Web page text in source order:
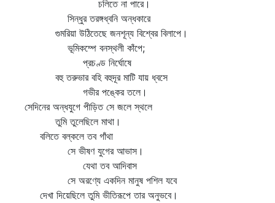
চলিতে না পারে।
সিন্ধুর তরঙ্গধ্বনি অন্ধকারে
গুমরিয়া উঠিতেছে জনশূন্য বিশ্বের বিলাপে।
ভূমিকম্পে বনস্থলী কাঁপে;
প্রচণ্ড নির্ঘোষে
বহু তরুভার বহি বহুদূর মাটি যায় ধ্বসে
গভীর পঙ্কের তলে।
সেদিনের অন্ধযুগে পীড়িত সে জলে স্থলে
তুমি তুলেছিলে মাথা।
বলিতে বল্কলে তব গাঁথা
সে ভীষণ যুগের আভাস।
যেথা তব আদিবাস
সে অরণ্যে একদিন মানুষ পশিল যবে
দেখা দিয়েছিলে তুমি ভীতিরূপে তার অনুভবে।